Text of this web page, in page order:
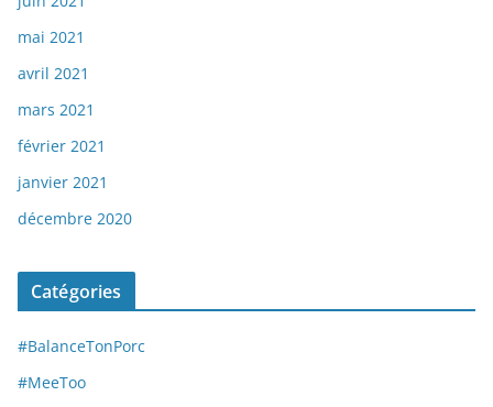
mai 2021
avril 2021
mars 2021
février 2021
janvier 2021
décembre 2020
Catégories
#BalanceTonPorc
#MeeToo